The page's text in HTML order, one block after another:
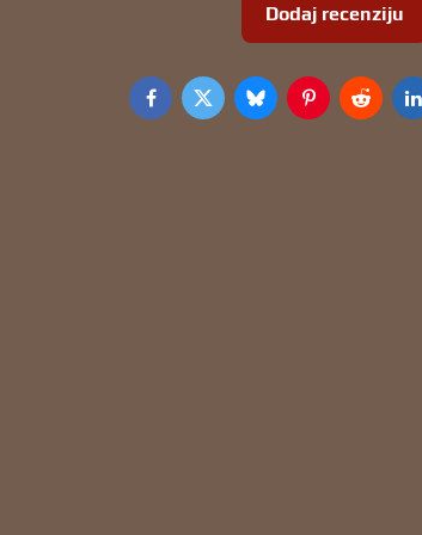
Dodaj recenziju
FacebookTwitterBlueskyPinterestReddit